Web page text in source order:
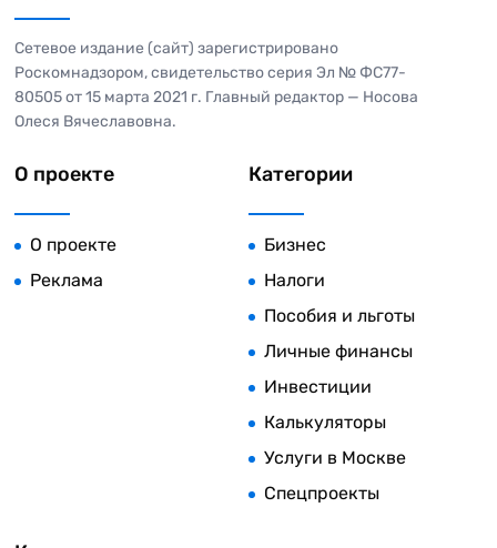
Сетевое издание (сайт) зарегистрировано
Роскомнадзором, свидетельство серия Эл № ФС77-
80505 от 15 марта 2021 г. Главный редактор — Носова
Олеся Вячеславовна.
О проекте
О проекте
Реклама
Категории
Бизнес
Налоги
Пособия и льготы
Личные финансы
Инвестиции
Калькуляторы
Услуги в Москве
Спецпроекты